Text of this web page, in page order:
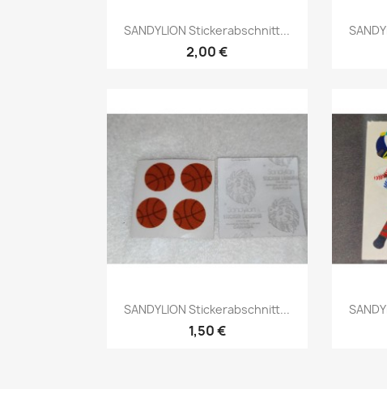
SANDYLION Stickerabschnitt...
2,00 €
SANDYLION Stickerabschnitt...
1,50 €